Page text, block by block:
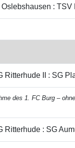
Oslebshausen : TSV
Ritterhude II : SG
des 1. FC Burg –
Ritterhude : SG